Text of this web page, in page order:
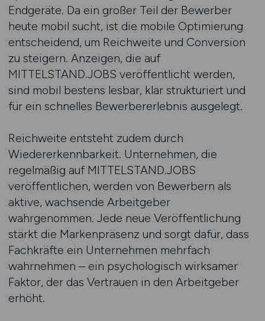
Endgeräte. Da ein großer Teil der Bewerber
heute mobil sucht, ist die mobile Optimierung
entscheidend, um Reichweite und Conversion
zu steigern. Anzeigen, die auf
MITTELSTAND.JOBS veröffentlicht werden,
sind mobil bestens lesbar, klar strukturiert und
für ein schnelles Bewerbererlebnis ausgelegt.
Reichweite entsteht zudem durch
Wiedererkennbarkeit. Unternehmen, die
regelmäßig auf MITTELSTAND.JOBS
veröffentlichen, werden von Bewerbern als
aktive, wachsende Arbeitgeber
wahrgenommen. Jede neue Veröffentlichung
stärkt die Markenpräsenz und sorgt dafür, dass
Fachkräfte ein Unternehmen mehrfach
wahrnehmen – ein psychologisch wirksamer
Faktor, der das Vertrauen in den Arbeitgeber
erhöht.